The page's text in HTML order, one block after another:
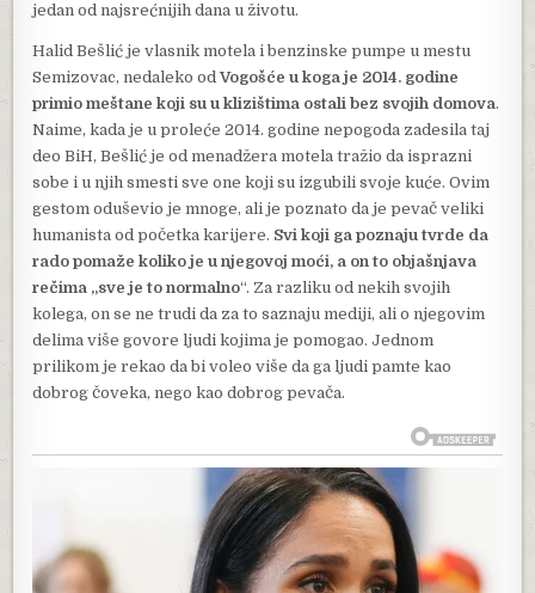
jedan od najsrećnijih dana u životu.
Halid Bešlić je vlasnik motela i benzinske pumpe u mestu
Semizovac, nedaleko odVogošće u koga je 2014. godine
primio meštane koji su u klizištima ostali bez svojih domova.
Naime, kada je u proleće 2014. godine nepogoda zadesila taj
deo BiH, Bešlić je od menadžera motela tražio da isprazni
sobe i u njih smesti sve one koji su izgubili svoje kuće. Ovim
gestom oduševio je mnoge, ali je poznato da je pevač veliki
humanista od početka karijere. Svi koji ga poznaju tvrde da
rado pomaže koliko je u njegovoj moći, a on to objašnjava
rečima „sve je to normalno“. Za razliku od nekih svojih
kolega, on se ne trudi da za to saznaju mediji, ali o njegovim
delima više govore ljudi kojima je pomogao. Jednom
prilikom je rekao da bi voleo više da ga ljudi pamte kao
dobrog čoveka, nego kao dobrog pevača.